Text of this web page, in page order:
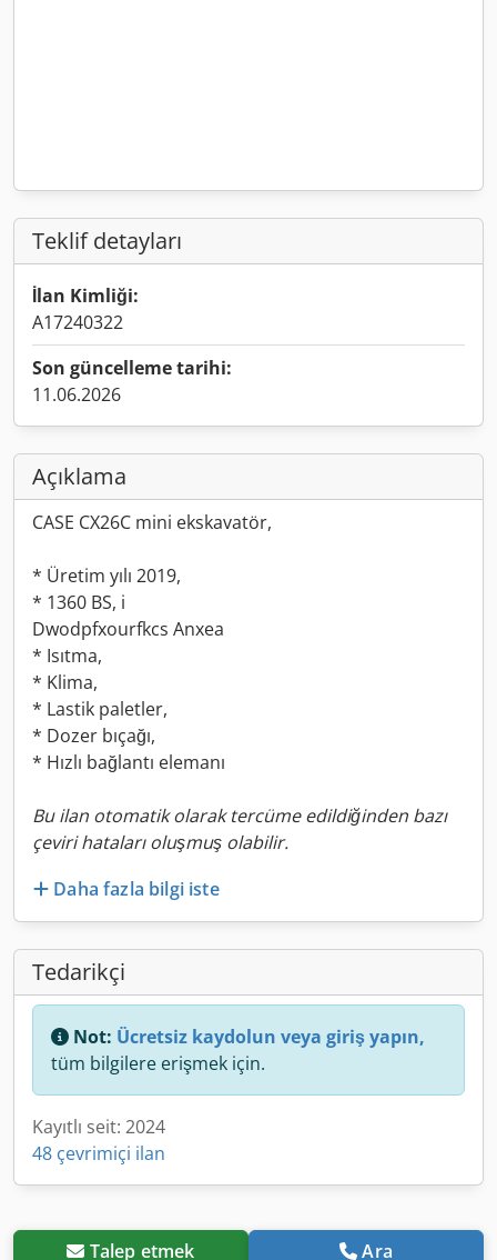
Teklif detayları
İlan Kimliği:
A17240322
Son güncelleme tarihi:
11.06.2026
Açıklama
CASE CX26C mini ekskavatör,
* Üretim yılı 2019,
* 1360 BS, i
Dwodpfxourfkcs Anxea
* Isıtma,
* Klima,
* Lastik paletler,
* Dozer bıçağı,
* Hızlı bağlantı elemanı
Bu ilan otomatik olarak tercüme edildiğinden bazı
çeviri hataları oluşmuş olabilir.
Daha fazla bilgi iste
Tedarikçi
Not: Ücretsiz kaydolun veya giriş yapın,
tüm bilgilere erişmek için.
Kayıtlı seit: 2024
48 çevrimiçi ilan
Talep etmek Ara